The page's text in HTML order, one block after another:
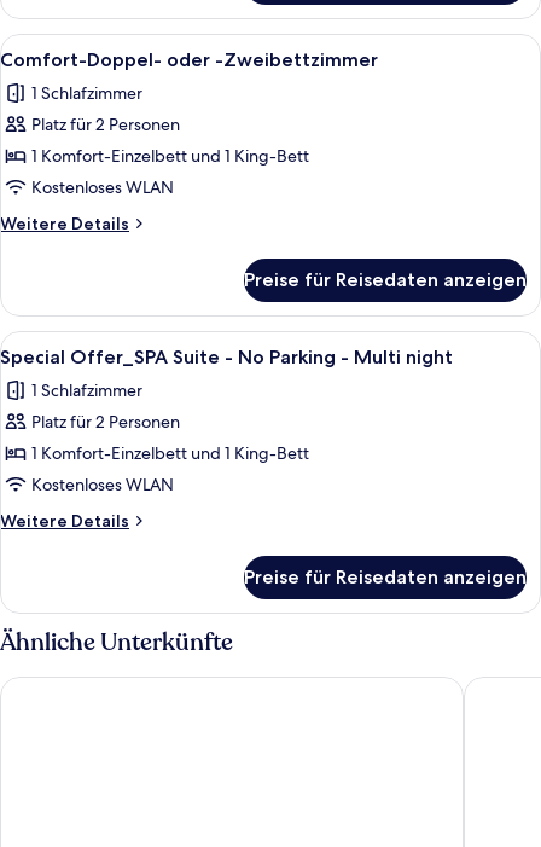
Doppel-
oder
-
Zweibettzimmer
Alle
Fotos
für
Comfort-
Doppel-
oder
-
Zweibettzimmer
1 Schlafzimmer, kostenloses WLAN,
23
Comfort-Doppel- oder -Zweibettzimmer
1 Schlafzimmer
Platz für 2 Personen
1 Komfort-Einzelbett und 1 King-Bett
Kostenloses WLAN
Weitere Details
Weitere
Doppel-
oder
-
Zweibettzimmer
Preise für Reisedaten anzeigen
Alle
Fotos
für
Special
Offer_SPA
Suite
-
No
-
Multi
night
anzeigen
1 Schlafzimmer, kostenloses WLAN,
23
Special Offer_SPA Suite - No Parking - Multi night
1 Schlafzimmer
Platz für 2 Personen
1 Komfort-Einzelbett und 1 King-Bett
Kostenloses WLAN
Weitere Details
Weitere
Offer_SPA
Suite
-
No
Parking
Preise für Reisedaten anzeigen
Ähnliche Unterkünfte
Hotel Stay In 31 Page